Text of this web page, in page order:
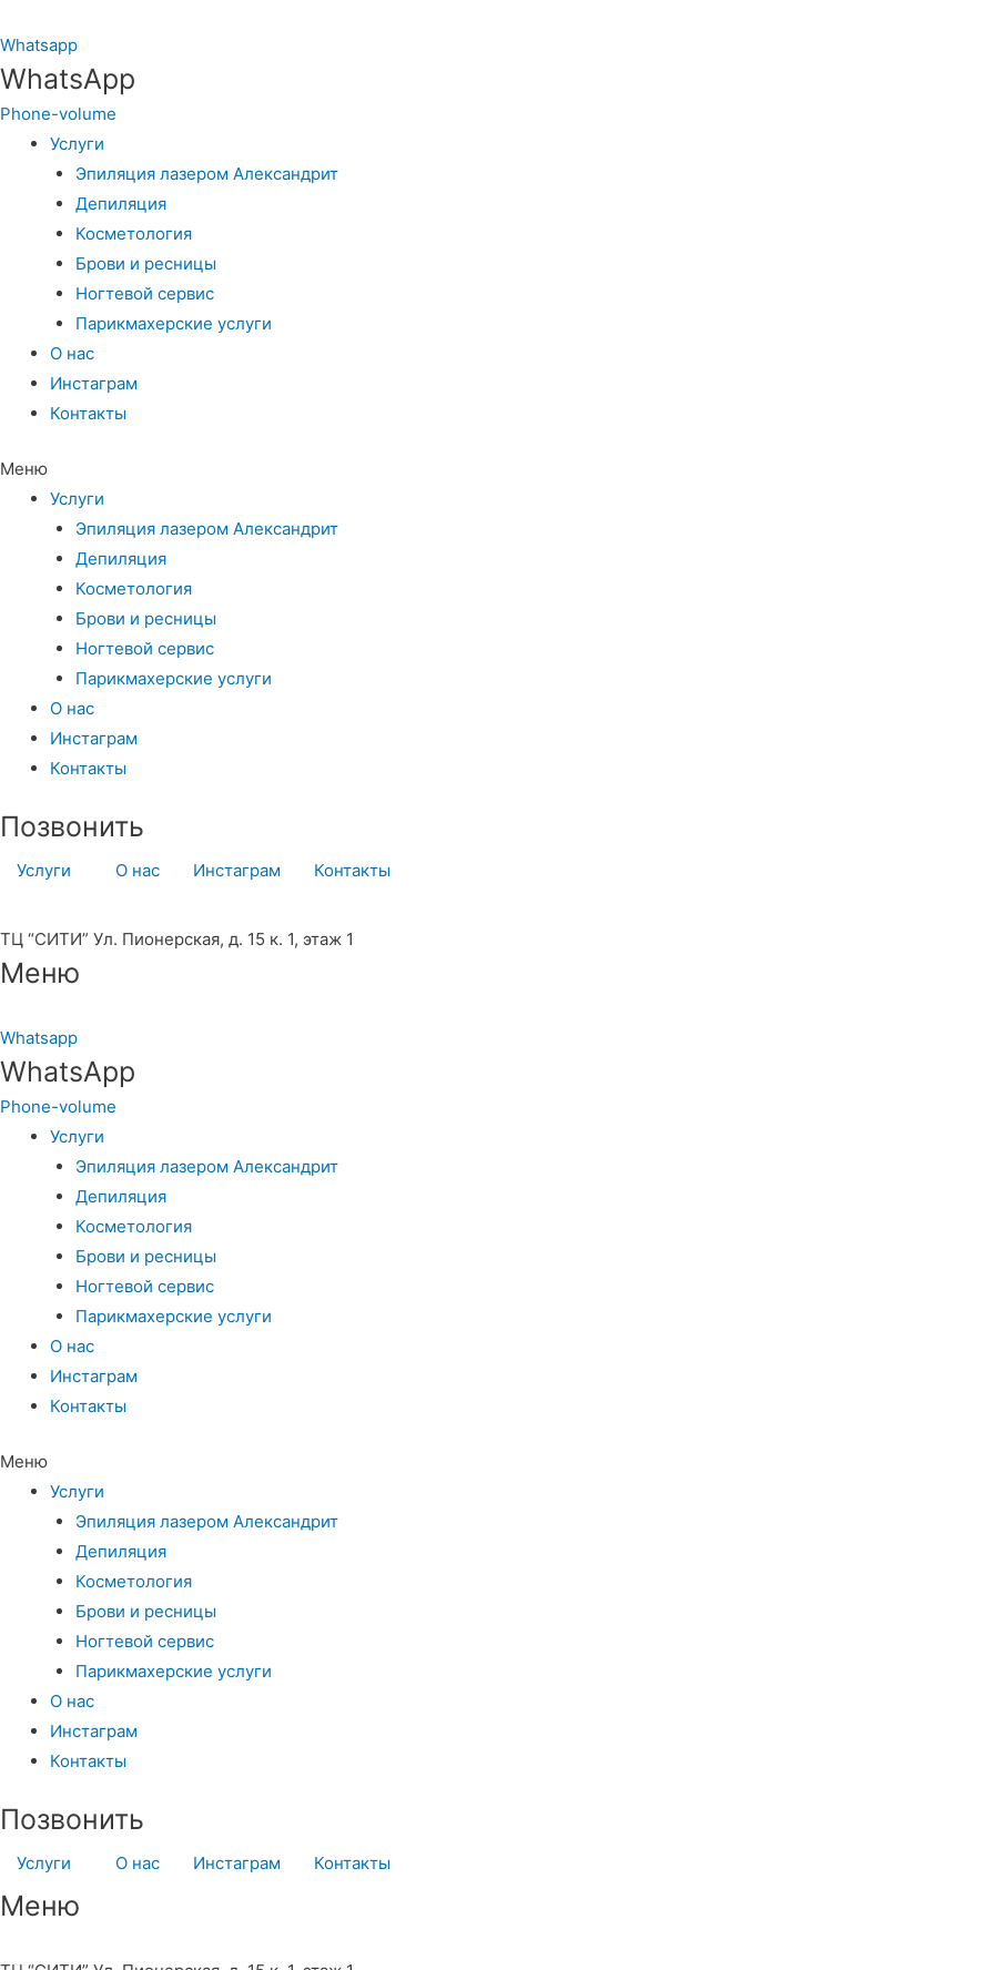
Whatsapp
WhatsApp
Phone-volume
Услуги
Эпиляция лазером Александрит
Депиляция
Косметология
Брови и ресницы
Ногтевой сервис
Парикмахерские услуги
О нас
Инстаграм
Контакты
Меню
Услуги
Эпиляция лазером Александрит
Депиляция
Косметология
Брови и ресницы
Ногтевой сервис
Парикмахерские услуги
О нас
Инстаграм
Контакты
Позвонить
Услуги О нас Инстаграм
Контакты
ТЦ “СИТИ” Ул. Пионерская, д. 15 к. 1, этаж 1
Меню
Whatsapp
WhatsApp
Phone-volume
Услуги
Эпиляция лазером Александрит
Депиляция
Косметология
Брови и ресницы
Ногтевой сервис
Парикмахерские услуги
О нас
Инстаграм
Контакты
Меню
Услуги
Эпиляция лазером Александрит
Депиляция
Косметология
Брови и ресницы
Ногтевой сервис
Парикмахерские услуги
О нас
Инстаграм
Контакты
Позвонить
Услуги О нас Инстаграм Контакты
Меню